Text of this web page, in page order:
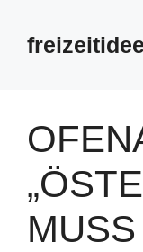
Inhalt
springen